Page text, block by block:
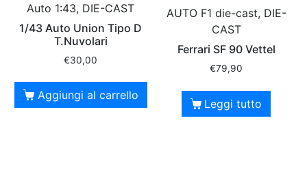
Auto 1:43, DIE-CAST
1/43 Auto Union Tipo D
T.Nuvolari
€30,00
Aggiungi al carrello
AUTO F1 die-cast, DIE-
CAST
Ferrari SF 90 Vettel
€79,90
Leggi tutto